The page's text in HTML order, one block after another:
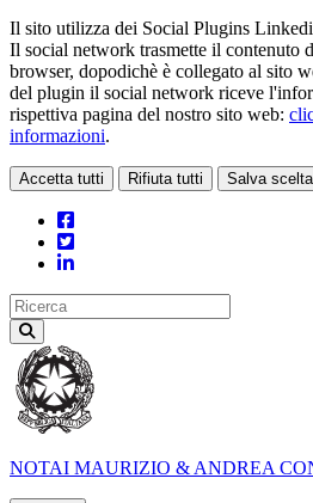
Il sito utilizza dei Social Plugins
Il social network trasmette il contenuto
browser, dopodichè è collegato al sito
del plugin il social network riceve
rispettiva pagina del nostro sito web:
informazioni.
Accetta tutti Rifiuta tutti Salva scelta
NOTAI MAURIZIO & ANDREA